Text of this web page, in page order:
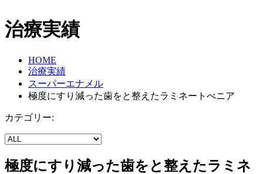
治療実績
HOME
治療実績
スーパーエナメル
極度にすり減った歯をと整えたラミネートべニア
カテゴリー:
極度にすり減った歯をと整えたラミネ